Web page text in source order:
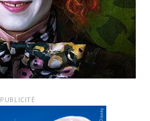
PUBLICITÉ